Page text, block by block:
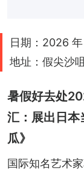
日期：2026
地址：假尖沙
暑假好去处
汇：展出日本
瓜》
国际知名艺术